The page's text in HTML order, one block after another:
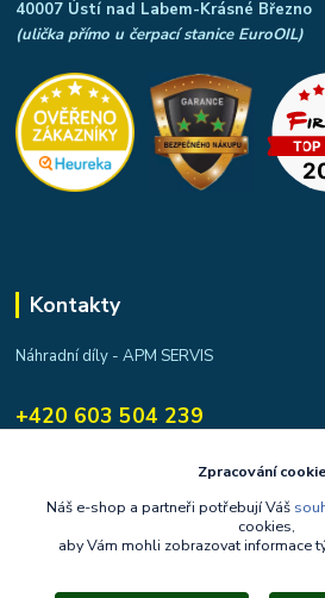
40007 Ústí nad Labem-Krásné Březno
(ulička přímo u čerpací stanice EuroOIL)
Kontakty
Náhradní díly - APM SERVIS
+420 603 504 239
apmservis@apmservis.czZpracování
Náš e-shop a partneři potřebují Váš
cookies,
aby Vám mohli zobrazovat informace